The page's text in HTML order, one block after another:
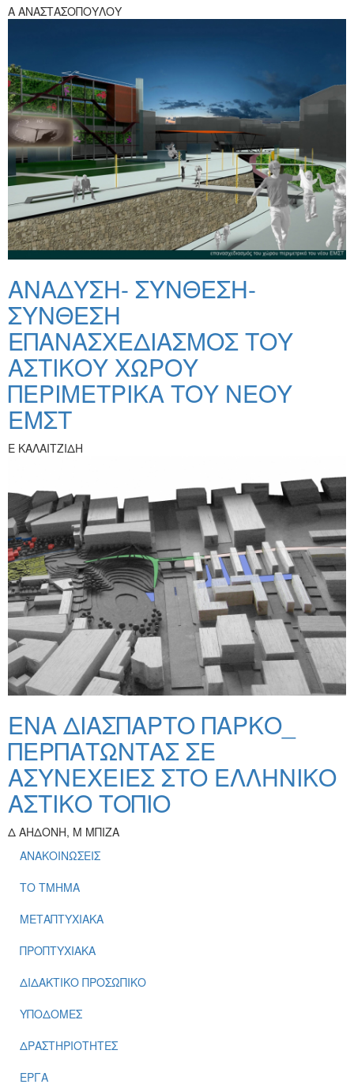
Α ΑΝΑΣΤΑΣΟΠΟΥΛΟΥ
ΑΝΑΔΥΣΗ- ΣΥΝΘΕΣΗ-
ΣΥΝΘΕΣΗ
ΕΠΑΝΑΣΧΕΔΙΑΣΜΟΣ ΤΟΥ
ΑΣΤΙΚΟΥ ΧΩΡΟΥ
ΠΕΡΙΜΕΤΡΙΚΑ ΤΟΥ ΝΕΟΥ
ΕΜΣΤ
Ε ΚΑΛΑΙΤΖΙΔΗ
ΕΝΑ ΔΙΑΣΠΑΡΤΟ ΠΑΡΚΟ_
ΠΕΡΠΑΤΩΝΤΑΣ ΣΕ
ΑΣΥΝΕΧΕΙΕΣ ΣΤΟ ΕΛΛΗΝΙΚΟ
ΑΣΤΙΚΟ ΤΟΠΙΟ
Δ ΑΗΔΟΝΗ, Μ ΜΠΙΖΑ
ΑΝΑΚΟΙΝΩΣΕΙΣ
ΤΟ ΤΜΗΜΑ
ΜΕΤΑΠΤΥΧΙΑΚΑ
ΠΡΟΠΤΥΧΙΑΚΑ
ΔΙΔΑΚΤΙΚΟ ΠΡΟΣΩΠΙΚΟ
ΥΠΟΔΟΜΕΣ
ΔΡΑΣΤΗΡΙΟΤΗΤΕΣ
ΕΡΓΑ